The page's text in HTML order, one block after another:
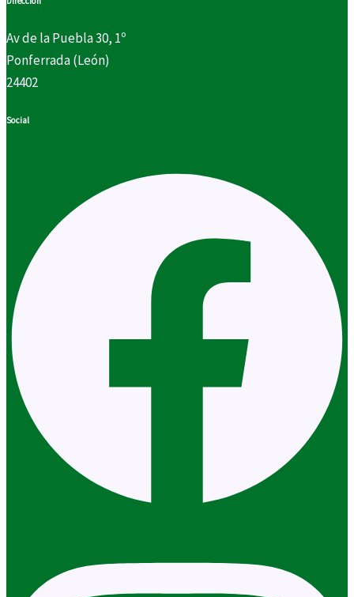
Av de la Puebla 30, 1º
Ponferrada (León)
24402
Social